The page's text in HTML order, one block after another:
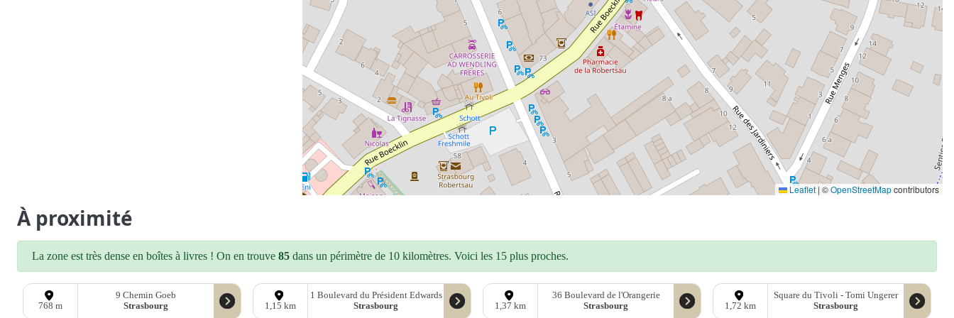
Leaflet | ©OpenStreetMapcontributors
À proximité
La zone est très dense en boîtes à livres ! On en trouve 85 dans un périmètre de 10 kilomètres. Voici les 15 plus proches.
768 m
9 Chemin Goeb
Strasbourg
1,15 km
1 Boulevard du Président Edwards
Strasbourg
1,37 km
36 Boulevard de l'Orangerie
Strasbourg
1,72 km
Square du Tivoli - Tomi Ungerer
Strasbourg